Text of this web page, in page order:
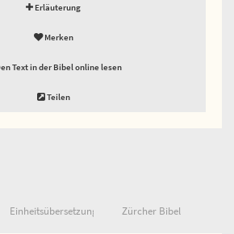
Erläuterung
Merken
Text in der Bibel online lesen
Teilen
Einheitsübersetzung Zürcher Bibel